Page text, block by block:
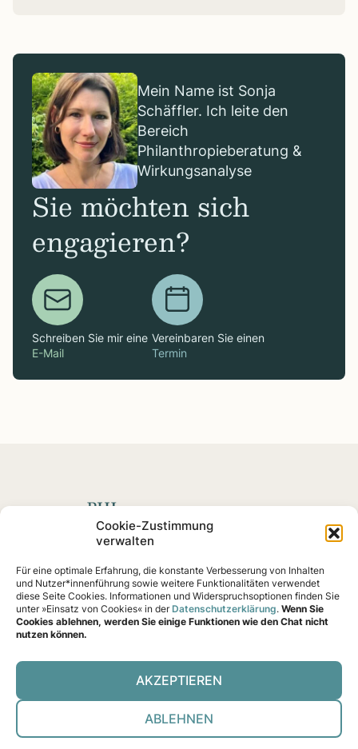
Cookie-Zustimmung
verwalten
Für eine optimale Erfahrung, die konstante Verbesserung von Inhalten
und Nutzer*innenführung sowie weitere Funktionalitäten verwendet
diese Seite Cookies. Informationen und Widerspruchsoptionen finden Sie
unter »Einsatz von Cookies« in derDatenschutzerklärung. Wenn Sie
Cookies ablehnen, werden Sie einige Funktionen wie den Chat nicht
nutzen können.
AKZEPTIEREN
ABLEHNEN
Mein Name ist Sonja
Schäffler. Ich leite den
Bereich
Philanthropieberatung &
Wirkungsanalyse
Sie möchten sich
engagieren?
Schreiben Sie mir eine
E-Mail
Vereinbaren Sie einen
Termin
nachweislich eine Wirkung erzielen – von Klimaschutz
bis Gemeinschaftshilfe.
Über unsPrüf-Ver­fah­renTrans­pa­renz & ITZKon­takt
Daten­schutzImpres­sum